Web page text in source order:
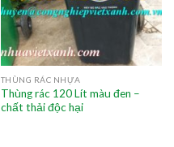
THÙNG RÁC NHỰA
Thùng rác 120 Lít màu đen –
chất thải độc hại